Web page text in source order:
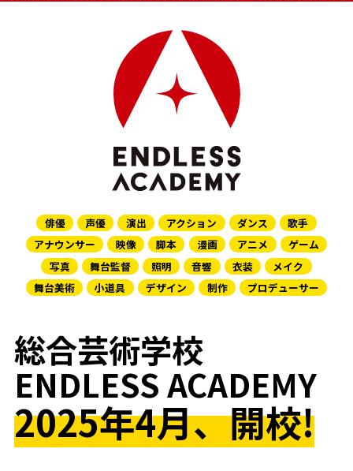
俳優 声優 演出 アクション ダンス
歌手
アナウンサー
映像 脚本 漫画 アニメ
ゲーム
写真
舞台監督 照明 音響 衣装
メイク
舞台美術
小道具 デザイン 制作 プロデューサー
総合芸術学校
ENDLESS ACADEMY
2025年4月、開校!